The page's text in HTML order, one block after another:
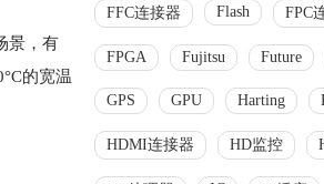
景，有
的宽温
FFC连接器 Flash FPC
FPGA Fujitsu Future
GPS GPU Harting
HDMI连接器 HD监控